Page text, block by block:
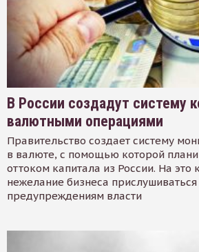
В России создадут систему
валютными операциями
Правительство создает систему
в валюте, с помощью которой
оттоком капитала из России. На это
нежелание бизнеса прислушиваться
предупреждениям власти